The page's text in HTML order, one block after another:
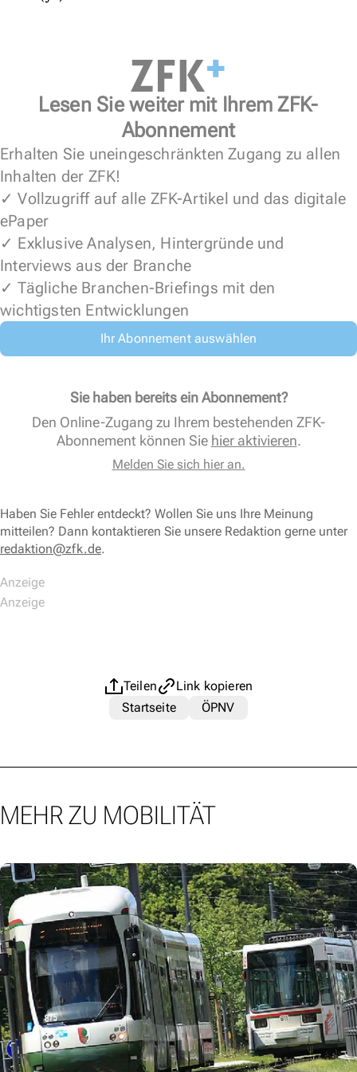
Lesen Sie weiter mit Ihrem ZFK-
Abonnement
Erhalten Sie uneingeschränkten Zugang zu allen
Inhalten der ZFK!
✓ Vollzugriff auf alle ZFK-Artikel und das digitale
ePaper
✓ Exklusive Analysen, Hintergründe und
Interviews aus der Branche
✓ Tägliche Branchen-Briefings mit den
wichtigsten Entwicklungen
Ihr Abonnement auswählen
Sie haben bereits ein Abonnement?
Den Online-Zugang zu Ihrem bestehenden ZFK-
Abonnement können Sie hier aktivieren.
Melden Sie sich hier an.
Haben Sie Fehler entdeckt? Wollen Sie uns Ihre Meinung
mitteilen? Dann kontaktieren Sie unsere Redaktion gerne unter
redaktion@zfk.de.
Teilen
Link kopieren
Startseite
ÖPNV
MEHR ZU MOBILITÄT